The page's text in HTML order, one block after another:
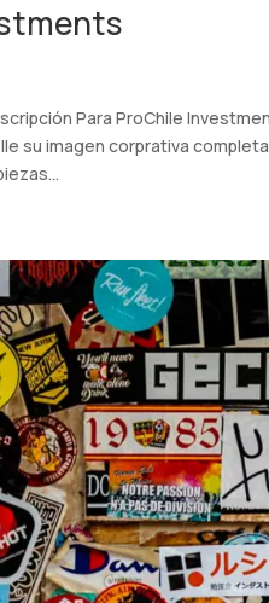
Para ProChile
su imagen corprativa